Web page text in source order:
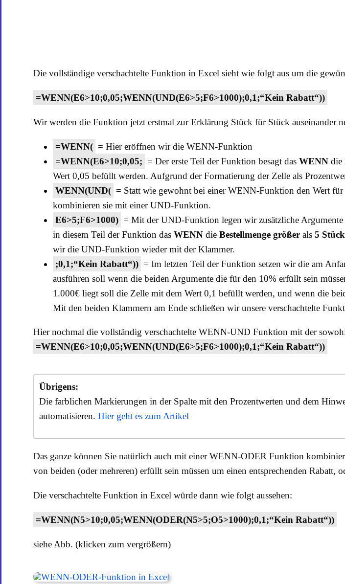
Die vollständige verschachtelte Funktion in Excel sieht wie folgt aus um die
=WENN(E6>10;0,05;WENN(UND(E6>5;F6>1000);0,1;“Kein Rabatt“))
Wir werden die Funktion jetzt erstmal zur Erklärung Stück für Stück auseinander
=WENN( = Hier eröffnen wir die WENN-Funktion
=WENN(E6>10;0,05; = Der erste Teil der Funktion besagt das WENN die
Wert 0,05 befüllt werden. Aufgrund der Formatierung der Zelle als
WENN(UND( = Statt wie gewohnt bei einer WENN-Funktion den Wert
kombinieren sie mit einer UND-Funktion.
E6>5;F6>1000) = Mit der UND-Funktion legen wir zusätzliche
in diesem Teil der Funktion das WENN die Bestellmenge größer als 5 Stück
wir die UND-Funktion wieder mit der Klammer.
;0,1;“Kein Rabatt“)) = Im letzten Teil der Funktion setzen wir die am
ausführen soll wenn die beiden Argumente die für den 10% erfüllt sein
1.000€ liegt soll die Zelle mit dem Wert 0,1 befüllt werden, und wenn die
Mit den beiden Klammern am Ende schließen wir unsere verschachtelte
Hier nochmal die vollständig verschachtelte WENN-UND Funktion mit der
=WENN(E6>10;0,05;WENN(UND(E6>5;F6>1000);0,1;“Kein Rabatt“))
Übrigens:
Die farblichen Markierungen in der Spalte mit den Prozentwerten und dem
automatisieren. Hier geht es zum Artikel
Das ganze können Sie natürlich auch mit einer WENN-ODER Funktion
von beiden (oder mehreren) erfüllt sein müssen um einen entsprechenden Rabatt,
Die verschachtelte Funktion in Excel würde dann wie folgt aussehen:
=WENN(N5>10;0,05;WENN(ODER(N5>5;O5>1000);0,1;“Kein Rabatt“))
siehe Abb. (klicken zum vergrößern)